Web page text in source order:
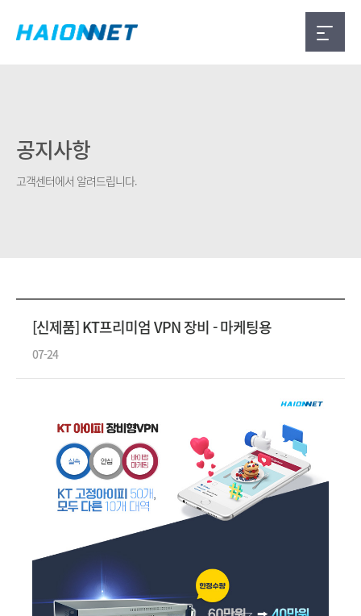
공지사항
고객센터에서 알려드립니다.
[신제품] KT프리미엄 VPN 장비 - 마케팅용
07-24